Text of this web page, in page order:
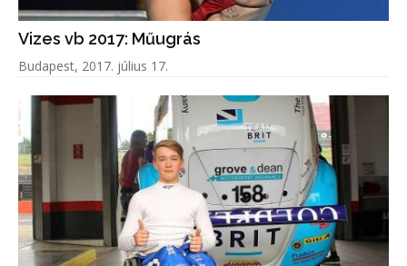
Vizes vb 2017: Műugrás
Budapest, 2017. július 17.